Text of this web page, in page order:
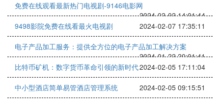
免费在线观看最新热门电视剧-9146电影网
2024-02-02 14:01:44
9498影院免费在线看最火电视剧
2024-02-07 17:35:11
电子产品加工服务：提供全方位的电子产品加工解决方案
2024-01-22 20:01:41
比特币矿机：数字货币革命引领的新时代2024-02-05 17:11:04
中小型酒店简单易管酒店管理系统 2024-02-05 09:15:51